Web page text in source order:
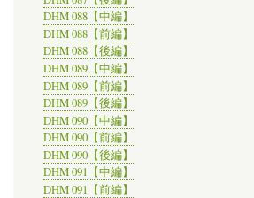
DHM 088【中編】
DHM 088【前編】
DHM 088【後編】
DHM 089【中編】
DHM 089【前編】
DHM 089【後編】
DHM 090【中編】
DHM 090【前編】
DHM 090【後編】
DHM 091【中編】
DHM 091【前編】